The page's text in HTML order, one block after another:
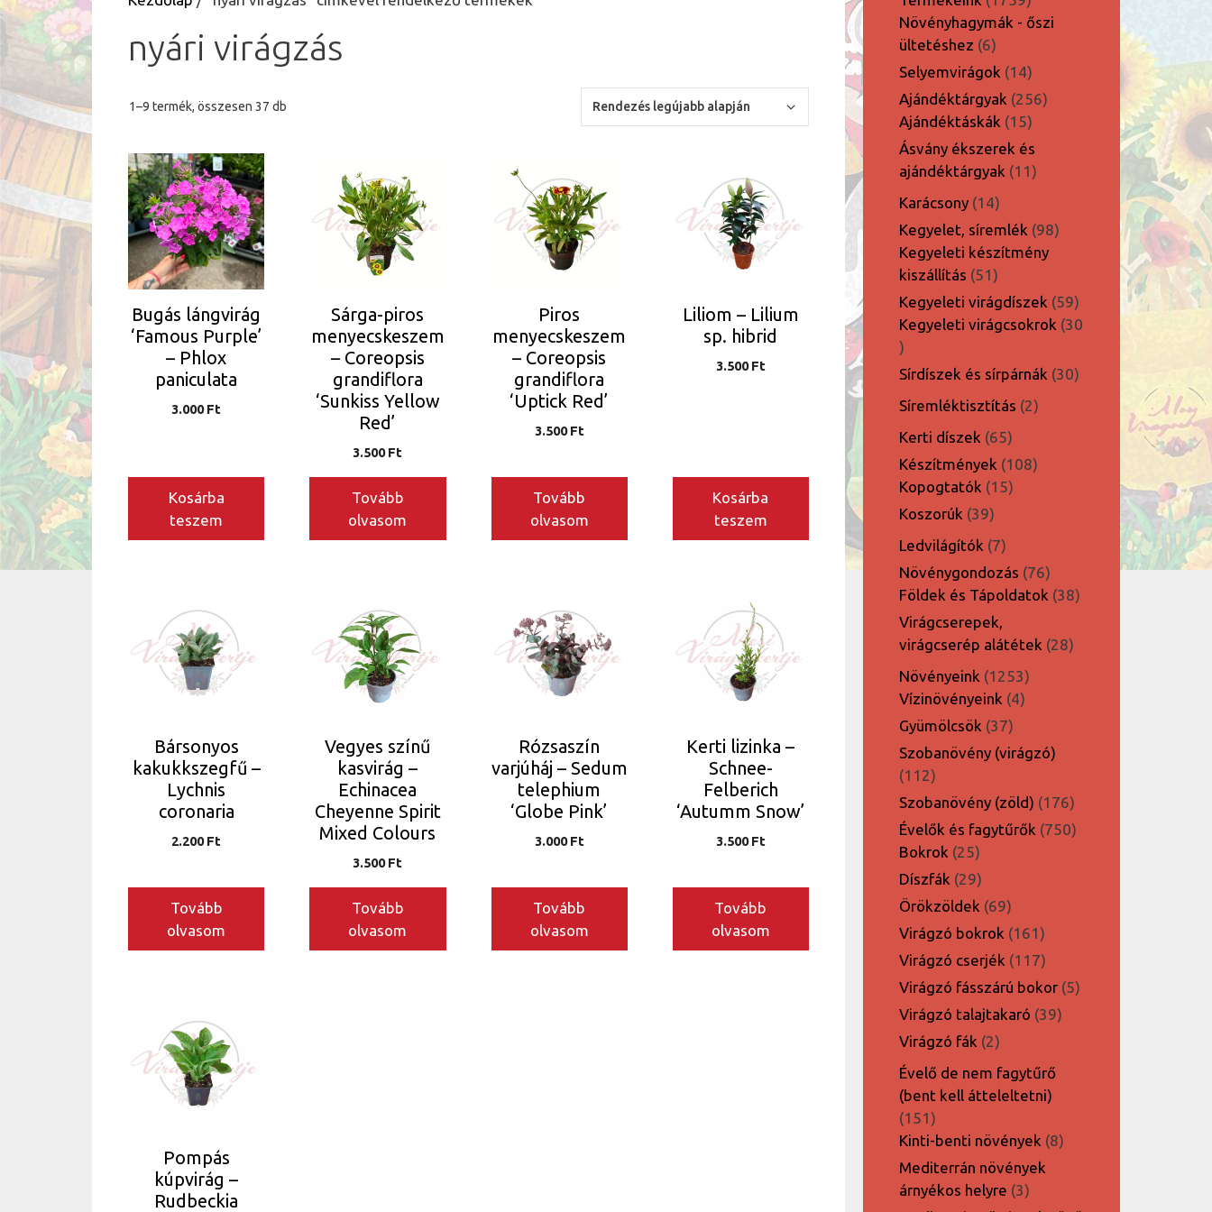
nyári virágzás
1–9 termék, összesen 37 db
Bugás lángvirág
‘Famous Purple’
– Phlox
paniculata
3.000Ft
Kosárba
teszem
Sárga-piros
menyecskeszem
– Coreopsis
grandiflora
‘Sunkiss Yellow
Red’
3.500Ft
Tovább
olvasom
Piros
menyecskeszem
– Coreopsis
grandiflora
‘Uptick Red’
3.500Ft
Tovább
olvasom
Liliom – Lilium
sp. hibrid
3.500Ft
Kosárba
teszem
Bársonyos
kakukkszegfű –
Lychnis
coronaria
2.200Ft
Tovább
olvasom
Vegyes színű
kasvirág –
Echinacea
Cheyenne Spirit
Mixed Colours
3.500Ft
Tovább
olvasom
Rózsaszín
varjúháj – Sedum
telephium
‘Globe Pink’
3.000Ft
Tovább
olvasom
Kerti lizinka –
Schnee-
Felberich
‘Autumm Snow’
3.500Ft
Tovább
olvasom
Pompás
kúpvirág –
Rudbeckia
termék
Növényhagymák - őszi
ültetéshez 66
termék
Selyemvirágok 1414
termék
Ajándéktárgyak 256256
Ajándéktáskák 1515
termék
Ásvány ékszerek és
ajándéktárgyak
1111
Karácsony 1414
termék
Kegyelet, síremlék 9898
Kegyeleti készítmény
kiszállítás 5151
termék
Kegyeleti virágdíszek 5959
termék
Kegyeleti virágcsokrok 30
30
termék
Sírdíszek és sírpárnák 3030
Síremléktisztítás 22
Kerti díszek 6565
termék
Készítmények 108108
Kopogtatók 1515
Koszorúk 3939
termék
Ledvilágítók 77
termék
Növénygondozás 7676
termék
Földek és Tápoldatok 3838
Virágcserepek,
virágcserép alátétek 2828
Növényeink 12531253
termék
Vízinövényeink 44
Gyümölcsök 3737
termék
Szobanövény (virágzó)
112112
termék
Szobanövény (zöld) 176176
termék
Évelők és fagytűrők 750750
Bokrok 2525
termék
Díszfák 2929
termék
Örökzöldek 6969
termék
Virágzó bokrok 161161
termék
Virágzó cserjék 117117
termék
Virágzó fásszárú bokor 55
Virágzó talajtakaró 3939
Virágzó fák 22
termék
Évelő de nem fagytűrő
(bent kell átteleltetni)
151151
termék
Kinti-benti növények 88
Mediterrán növények
árnyékos helyre 33